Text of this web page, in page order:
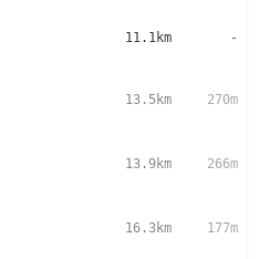
11.1km -
13.5km 270m
13.9km 266m
16.3km 177m